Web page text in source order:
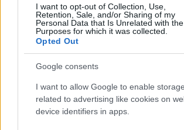
I want to opt-out of Collection, Use,
Retention, Sale, and/or Sharing of my
Personal Data that Is Unrelated with the
Purposes for which it was collected.
Opted Out
Google consents
I want to allow Google to enable storage
related to advertising like cookies on
device identifiers in apps.
Pre League Ανδρών
Pre League Γυναικών
League Cup “Νίκος Σαμαράς”
Ευρωπαϊκές Διοργανώσεις
Ενώσεις – Ακαδημίες
Διοικητικά Νέα
Beach Volley